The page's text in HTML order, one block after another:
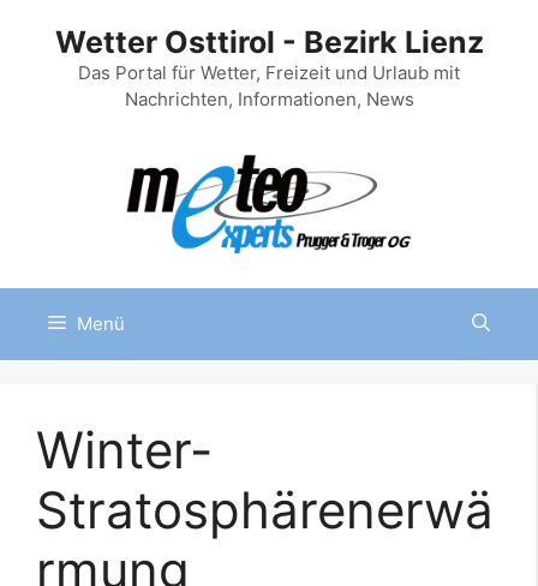
springen
Wetter Osttirol - Bezirk Lienz
Das Portal für Wetter, Freizeit und Urlaub mit
Nachrichten, Informationen, News
Menü
Winter-
Stratosphärenerwä
rmung